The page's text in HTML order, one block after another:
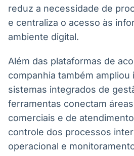
Em
reduz a necessidade de
e centraliza o acesso às
ambiente digital.
Além das plataformas de
companhia também
sistemas integrados de
ferramentas conectam
comerciais e de
controle dos processos
operacional e